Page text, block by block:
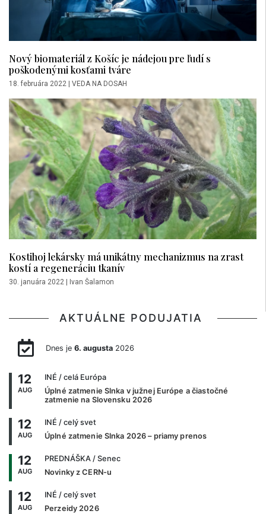
Nový biomateriál z Košíc je nádejou pre ľudí s
poškodenými kosťami tváre
18. februára 2022 VEDA NA DOSAH
Kostihoj lekársky má unikátny mechanizmus na zrast
kostí a regeneráciu tkanív
30. januára 2022 | Ivan Šalamon
AKTUÁLNE PODUJATIA
Dnes je 6. augusta2026
12
AUG
INÉ / celá Európa
Úplné zatmenie Slnka v južnej Európe a čiastočné
zatmenie na Slovensku 2026
12
AUG
INÉ / celý svet
Úplné zatmenie Slnka 2026 – priamy prenos
12
AUG
PREDNÁŠKA / Senec
Novinky z CERN-u
12
AUG
INÉ / celý svet
Perzeidy 2026